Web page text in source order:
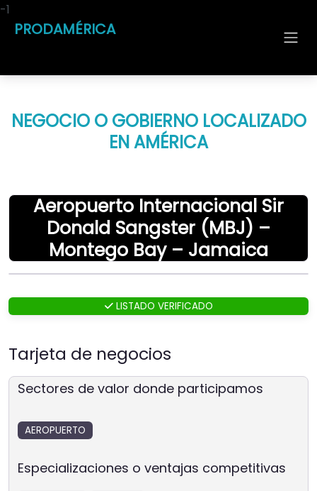
PRODAMÉRICA
NEGOCIO O GOBIERNO LOCALIZADO
EN AMÉRICA
Aeropuerto Internacional Sir
Donald Sangster (MBJ) –
Montego Bay – Jamaica
LISTADO VERIFICADO
Tarjeta de negocios
Sectores de valor donde participamos
AEROPUERTO
Especializaciones o ventajas competitivas
-1